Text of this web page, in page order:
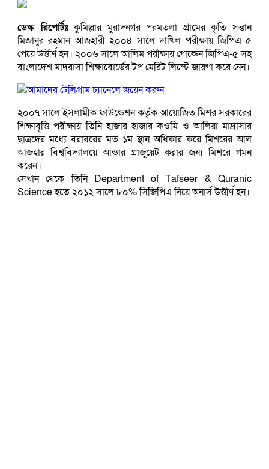
ডেস্ক রিপোর্টঃকুমিল্লার মুরাদনগর পরমতলা গ্রামের কৃতি সন্তান
মিজানুর রহমান আজহারী ২০০৪ সালে দাখিল পরীক্ষায় জিপিএ ৫
পেয়ে উত্তীর্ণ হন। ২০০৬ সালে আলিম পরীক্ষায় গোল্ডেন জিপিএ-৫ সহ
বাংলাদেশ মাদরাসা শিক্ষাবোর্ডের টপ মেরিট লিস্টে জায়গা করে নেন।
আমাদের টেলিগ্রাম চ্যানেলে জয়েন করুন
২০০৭ সালে ইসলামীক ফাউন্ডেশন কর্তৃক আয়োজিত মিশর সরকারের
শিক্ষাবৃত্তি পরীক্ষায় তিনি হাজার হাজার কওমি ও আলিয়া মাদ্রাসার
ছাত্রদের মধ্যে বরাবরের মত ১ম স্থান অধিকার করে মিশরের আল
আজহার বিশ্ববিদ্যালয়ে আন্ডার গ্রাজুয়েট করার জন্য মিশরে গমন
করেন।
সেখান থেকে তিনি Department of Tafseer & Quranic
Science হতে ২০১২ সালে ৮০% সিজিপিএ নিয়ে অনার্স উত্তীর্ণ হন।